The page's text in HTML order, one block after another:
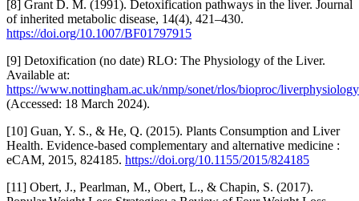
[8] Grant D. M. (1991). Detoxification pathways in the liver. Journal
of inherited metabolic disease, 14(4), 421–430.
https://doi.org/10.1007/BF01797915
[9] Detoxification (no date) RLO: The Physiology of the Liver.
Available at:
https://www.nottingham.ac.uk/nmp/sonet/rlos/bioproc/
(Accessed: 18 March 2024).
[10] Guan, Y. S., & He, Q. (2015). Plants Consumption and Liver
Health. Evidence-based complementary and alternative medicine :
eCAM, 2015, 824185. https://doi.org/10.1155/2015/824185
[11] Obert, J., Pearlman, M., Obert, L., & Chapin, S. (2017).